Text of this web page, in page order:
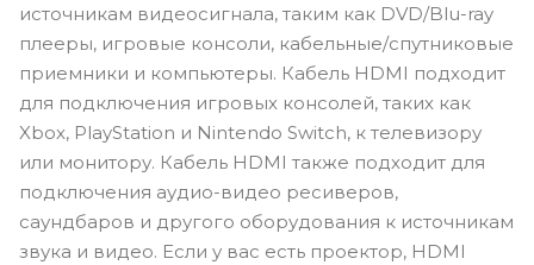
источникам видеосигнала, таким как DVD/Blu-ray
плееры, игровые консоли, кабельные/спутниковые
приемники и компьютеры. Кабель HDMI подходит
для подключения игровых консолей, таких как
Xbox, PlayStation и Nintendo Switch, к телевизору
или монитору. Кабель HDMI также подходит для
подключения аудио-видео ресиверов,
саундбаров и другого оборудования к источникам
звука и видео. Если у вас есть проектор, HDMI